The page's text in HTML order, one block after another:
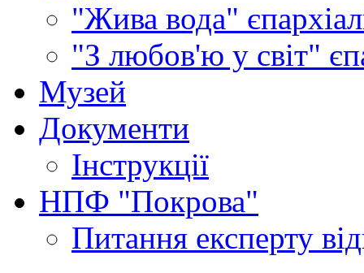
"Жива вода"
"З любов'ю у світ"
Музей
Документи
Інструкції
НПФ "Покрова"
Питання експерту